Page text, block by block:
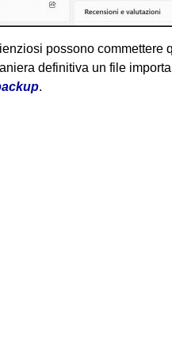
possono commettere
definitiva un file
.